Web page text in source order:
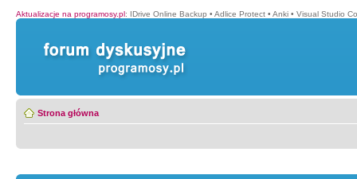
Aktualizacje na programosy.pl: IDrive Online Backup • Adlice Protect • Anki • Visual Studio
Strona główna